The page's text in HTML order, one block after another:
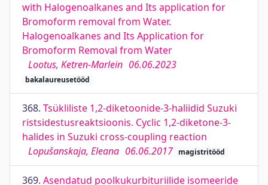
with Halogenoalkanes and Its application for
Bromoform removal from Water.
Halogenoalkanes and Its Application for
Bromoform Removal from Water
Lootus, Ketren-Marlein 06.06.2023
bakalaureusetööd
368. Tsükliliste 1,2-diketoonide-3-haliidid Suzuki
ristsidestusreaktsioonis. Cyclic 1,2-diketone-3-
halides in Suzuki cross-coupling reaction
Lopušanskaja, Eleana 06.06.2017 magistritööd
369. Asendatud poolkukurbituriilide isomeeride